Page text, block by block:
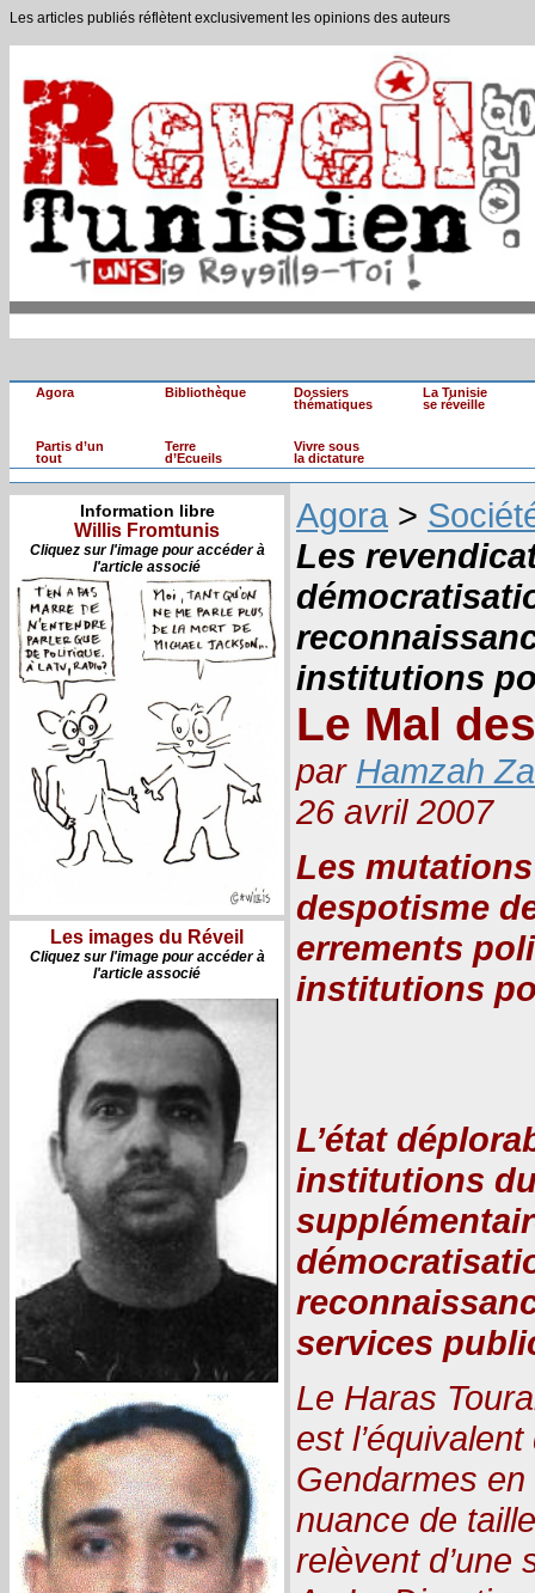
Les articles publiés réflètent exclusivement les opinions des auteurs
Agora Bibliothèque
Dossiers
thématiques
La Tunisie
se réveille
Partis d’un
tout
Terre
d’Ecueils
Vivre sous
la dictature
Information libre
Willis Fromtunis
Cliquez sur l'image pour accéder à
l'article associé
Les images du Réveil
Cliquez sur l'image pour accéder à
l'article associé
Agora >
Les
institutions
Le Mal
par Hamzah
26 avril 2007
Les
despotisme
errements
institutions
L’état
institutions
services
Le Haras
est
Gendarmes
nuance de
relèvent d’une